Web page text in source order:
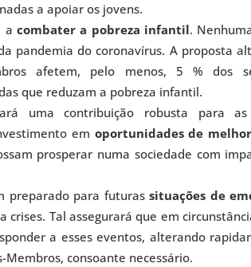
a apoiar os jovens.
a combater a pobreza infantil.
pandemia do coronavírus. A proposta
afetem, pelo menos, 5 % dos
que reduzam a pobreza infantil.
uma contribuição robusta para
em oportunidades de
prosperar numa sociedade com
preparado para futurassituações de
crises. Tal assegurará que em
a esses eventos, alterando
Membros, consoante necessário.